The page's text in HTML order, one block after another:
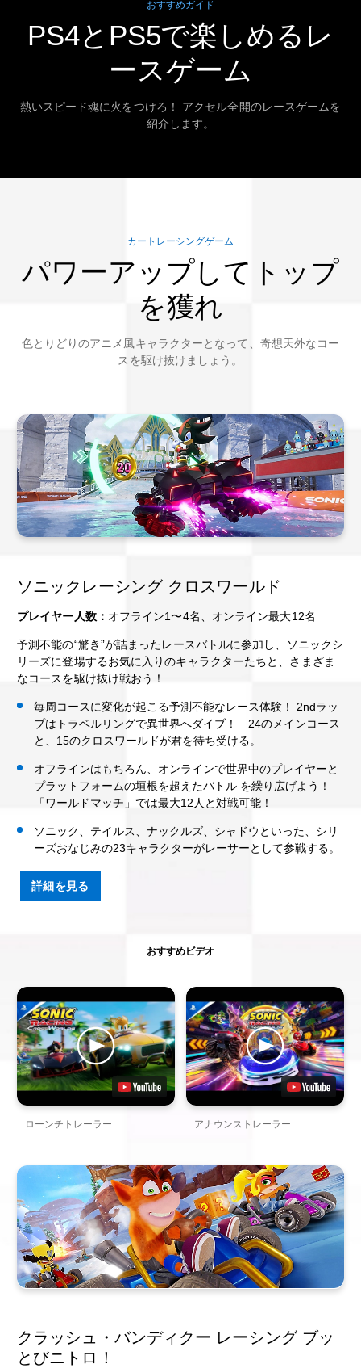
おすすめガイド
PS4とPS5で楽しめるレ
ースゲーム
熱いスピード魂に火をつけろ！ アクセル全開のレースゲームを
紹介します。
カートレーシングゲーム
パワーアップしてトップ
を獲れ
色とりどりのアニメ風キャラクターとなって、奇想天外なコー
スを駆け抜けましょう。
ソニックレーシング クロスワールド
プレイヤー人数： オフライン1〜4名、オンライン最大12名
予測不能の“驚き”が詰まったレースバトルに参加し、ソニックシ
リーズに登場するお気に入りのキャラクターたちと、さまざま
なコースを駆け抜け戦おう！
毎周コースに変化が起こる予測不能なレース体験！ 2ndラッ
プはトラベルリングで異世界へダイブ！ 24のメインコース
と、15のクロスワールドが君を待ち受ける。
オフラインはもちろん、オンラインで世界中のプレイヤーと
プラットフォームの垣根を超えたバトル を繰り広げよう！
「ワールドマッチ」では最大12人と対戦可能！
ソニック、テイルス、ナックルズ、シャドウといった、シリ
ーズおなじみの23キャラクターがレーサーとして参戦する。
詳細を見る
おすすめビデオ
ローンチトレーラー アナウンストレーラー
クラッシュ・バンディクー レーシング ブッ
とびニトロ！